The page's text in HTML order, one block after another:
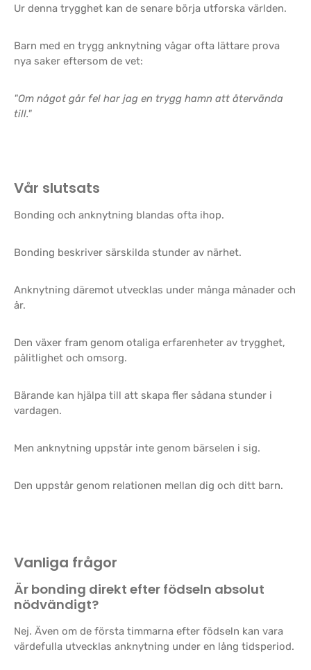
Ur denna trygghet kan de senare börja utforska världen.
Barn med en trygg anknytning vågar ofta lättare prova
nya saker eftersom de vet:
"Om något går fel har jag en trygg hamn att återvända
till."
Vår slutsats
Bonding och anknytning blandas ofta ihop.
Bonding beskriver särskilda stunder av närhet.
Anknytning däremot utvecklas under många månader och
år.
Den växer fram genom otaliga erfarenheter av trygghet,
pålitlighet och omsorg.
Bärande kan hjälpa till att skapa fler sådana stunder i
vardagen.
Men anknytning uppstår inte genom bärselen i sig.
Den uppstår genom relationen mellan dig och ditt barn.
Vanliga frågor
Är bonding direkt efter födseln absolut
nödvändigt?
Nej. Även om de första timmarna efter födseln kan vara
värdefulla utvecklas anknytning under en lång tidsperiod.